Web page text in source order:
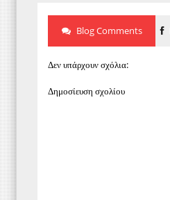
Blog Comments
Δεν υπάρχουν σχόλια:
Δημοσίευση σχολίου